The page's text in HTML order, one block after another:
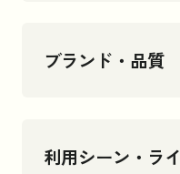
ブランド・品質
利用シーン・ラ